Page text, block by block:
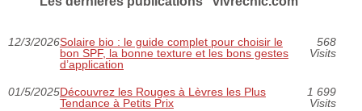
12/3/2026Solaire bio : le guide complet pour choisir le
bon SPF, la bonne texture et les bons gestes
d’application
568
Visits
01/5/2025Découvrez les Rouges à Lèvres les Plus
Tendance à Petits Prix
1 699
Visits